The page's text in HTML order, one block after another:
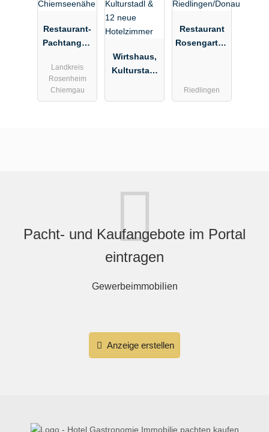
Restaurant-
Pachtangeb
Chiemseenä
he
Landkreis
Rosenheim
Chiemgau
Wirtshaus,
Kulturstadl
Restaurant
Rosengarten
Riedlingen
Pacht- und Kaufangebote im Portal
eintragen
Gewerbeimmobilien
Anzeige erstellen